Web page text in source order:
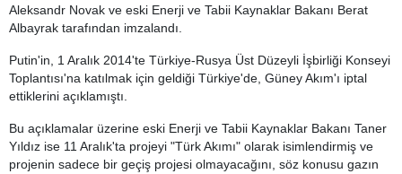
Aleksandr Novak ve eski Enerji ve Tabii Kaynaklar Bakanı Berat
Albayrak tarafından imzalandı.
Putin'in, 1 Aralık 2014'te Türkiye-Rusya Üst Düzeyli İşbirliği Konseyi
Toplantısı'na katılmak için geldiği Türkiye'de, Güney Akım'ı iptal
ettiklerini açıklamıştı.
Bu açıklamalar üzerine eski Enerji ve Tabii Kaynaklar Bakanı Taner
Yıldız ise 11 Aralık'ta projeyi "Türk Akımı" olarak isimlendirmiş ve
projenin sadece bir geçiş projesi olmayacağını, söz konusu gazın